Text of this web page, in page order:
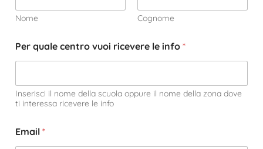
Nome Cognome
Per quale centro vuoi ricevere le info *
Inserisci il nome della scuola oppure il nome della zona dove
ti interessa ricevere le info
Email *